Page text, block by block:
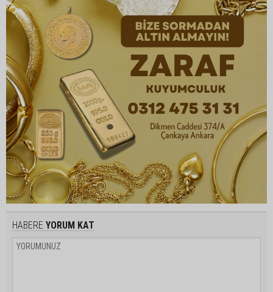
HABERE YORUM KAT